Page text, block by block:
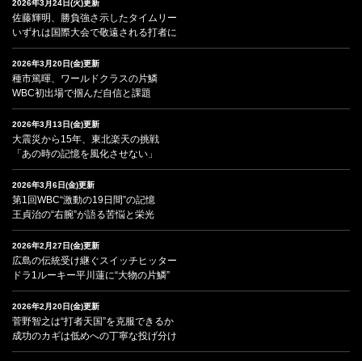
2026年3月24日(火)更新
佐藤輝明、勝負強さ示したタイムリー
いずれは国際大会で敬遠される打者に
2026年3月20日(金)更新
種市篤暉、ワールドクラスの片鱗
WBC初出場で掴んだ自信と課題
2026年3月13日(金)更新
大震災から15年、東北楽天の挑戦
「あの時の記憶を風化させない」
2026年3月6日(金)更新
第1回WBC“激動の19日間”の記憶
王貞治の“右腕”が語る苦悩と栄光
2026年2月27日(金)更新
広島の伝統受け継ぐスイッチヒッター
ドラ1ルーキー平川蓮に“大物の片鱗”
2026年2月20日(金)更新
菅野智之は“打者天国”を克服できるか
成功のカギは低めへの丁寧な投げ分け